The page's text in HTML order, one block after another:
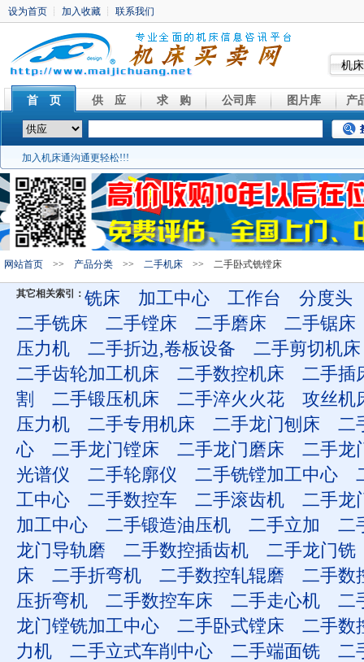
机
首 页 供 应 求 购 公司库 图片库 产
加入机床通沟通更轻松!!!
网站首页 >> 产品分类 >> 二手机床 >> 二手卧式铣镗床
其它相关索引： 铣床 加工中心 工作台
分度头
二手铣床
二手镗床 二手磨床
二手锯床
压力机
二手折边,卷板设备
二手剪切机床
二手齿轮加工机床
二手数控机床
二手插
割
二手锻压机床 二手淬火火花
攻丝机
压力机
二手专用机床 二手龙门刨床
二
心
二手龙门镗床 二手龙门磨床
二手龙
光谱仪
二手轮廓仪 二手铣镗加工中心
工中心
二手数控车 二手滚齿机
二手龙
加工中心
二手锻造油压机 二手立加
二
龙门导轨磨
二手数控插齿机
二手龙门铣
床
二手折弯机 二手数控轧辊磨
二手数
压折弯机
二手数控车床 二手走心机
二
龙门镗铣加工中心
二手卧式镗床
二手数
力机
二手立式车削中心 二手端面铣
二